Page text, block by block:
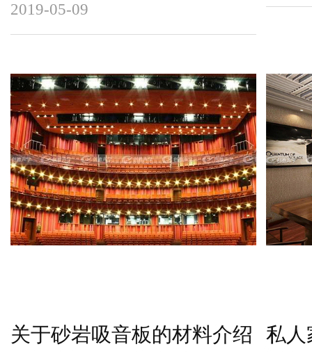
2019-05-09
关于砂岩吸音板的材料介绍
私人